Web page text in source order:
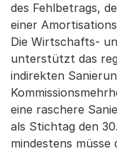
des Fehlbetrags,
einer
Die Wirtschafts-
unterstützt das
indirekten
eine raschere
als Stichtag den
mindestens müsse